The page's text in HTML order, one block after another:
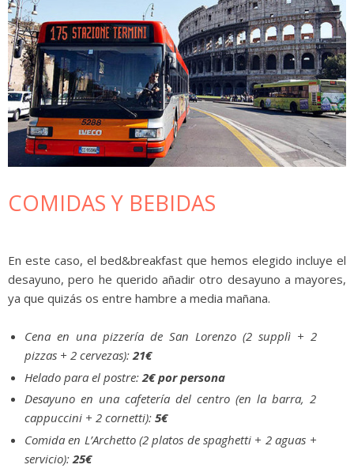
COMIDAS Y BEBIDAS
En este caso, el bed&breakfast que hemos elegido incluye el
desayuno, pero he querido añadir otro desayuno a mayores,
ya que quizás os entre hambre a media mañana.
Cena en una pizzería de San Lorenzo (2 supplì + 2
pizzas + 2 cervezas): 21€
Helado para el postre: 2€ por persona
Desayuno en una cafetería del centro (en la barra, 2
cappuccini + 2 cornetti): 5€
Comida en L’Archetto (2 platos de spaghetti + 2 aguas +
servicio):25€